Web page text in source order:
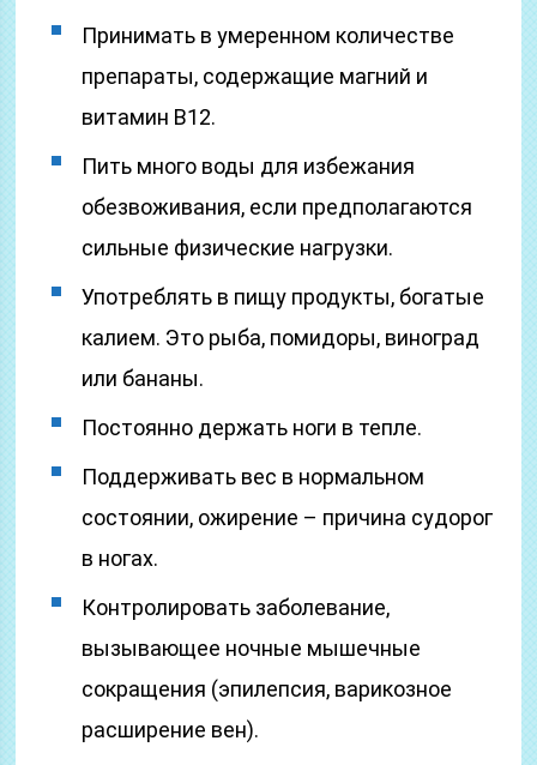
Принимать в умеренном количестве
препараты, содержащие магний и
витамин В12.
Пить много воды для избежания
обезвоживания, если предполагаются
сильные физические нагрузки.
Употреблять в пищу продукты, богатые
калием. Это рыба, помидоры, виноград
или бананы.
Постоянно держать ноги в тепле.
Поддерживать вес в нормальном
состоянии, ожирение – причина судорог
в ногах.
Контролировать заболевание,
вызывающее ночные мышечные
сокращения (эпилепсия, варикозное
расширение вен).